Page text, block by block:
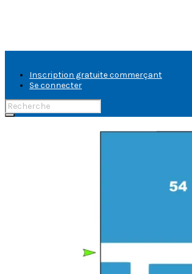
Inscription gratuite commerçant
Se connecter
Rechercher: